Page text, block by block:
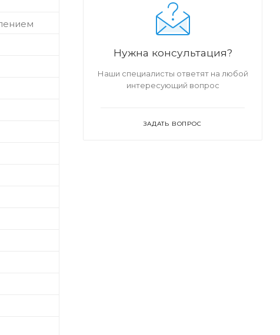
Нужна консультация?
Наши специалисты ответят на любой
интересующий вопрос
ЗАДАТЬ ВОПРОС